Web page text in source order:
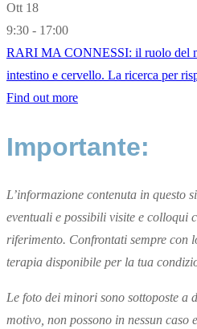
Ott 18
9:30 - 17:00
RARI MA CONNESSI: il ruolo del
intestino e cervello. La ricerca per
Find out more
Importante:
L’informazione contenuta in questo
eventuali e possibili visite e colloqui
riferimento. Confrontati sempre con
terapia disponibile per la tua
Le foto dei minori sono sottoposte a
motivo, non possono in nessun caso